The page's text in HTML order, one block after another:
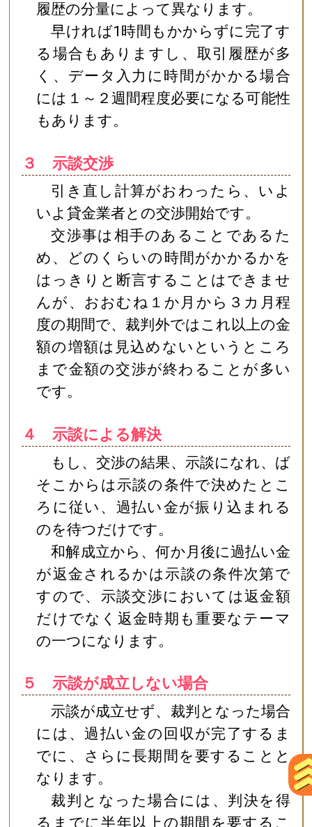
履歴の分量によって異なります。
早ければ1時間もかからずに完了す
る場合もありますし、取引履歴が多
く、データ入力に時間がかかる場合
には１～２週間程度必要になる可能性
もあります。
３ 示談交渉
引き直し計算がおわったら、いよ
いよ貸金業者との交渉開始です。
交渉事は相手のあることであるた
め、どのくらいの時間がかかるかを
はっきりと断言することはできませ
んが、おおむね１か月から３カ月程
度の期間で、裁判外ではこれ以上の金
額の増額は見込めないというところ
まで金額の交渉が終わることが多い
です。
４ 示談による解決
もし、交渉の結果、示談になれ、ば
そこからは示談の条件で決めたとこ
ろに従い、過払い金が振り込まれる
のを待つだけです。
和解成立から、何か月後に過払い金
が返金されるかは示談の条件次第で
すので、示談交渉においては返金額
だけでなく返金時期も重要なテーマ
の一つになります。
５ 示談が成立しない場合
示談が成立せず、裁判となった場合
には、過払い金の回収が完了するま
でに、さらに長期間を要することと
なります。
裁判となった場合には、判決を得
るまでに半年以上の期間を要するこ